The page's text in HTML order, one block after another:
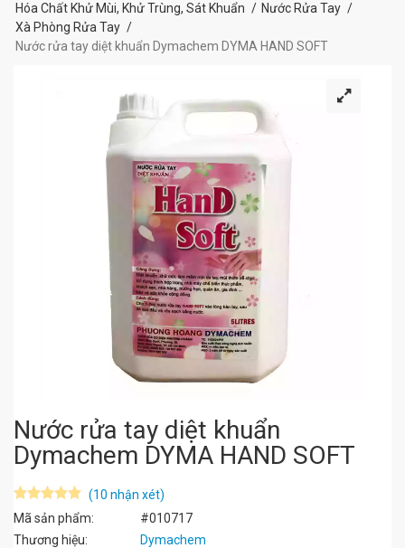
Hóa Chất Khử Mùi, Khử Trùng, Sát Khuẩn
Nước Rửa Tay
Xà Phòng Rửa Tay
Nước rửa tay diệt khuẩn Dymachem DYMA HAND SOFT
Nước rửa tay diệt khuẩn
Dymachem DYMA HAND SOFT
(10 nhận xét)
Mã sản phẩm:
#010717
Thương hiệu:
Dymachem